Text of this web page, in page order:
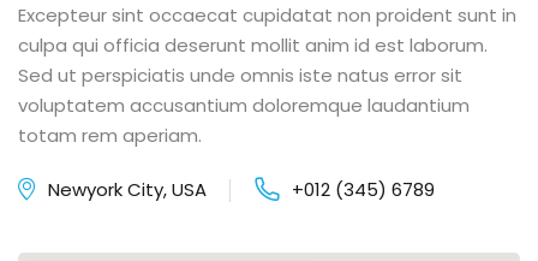
Excepteur sint occaecat cupidatat non proident sunt in
culpa qui officia deserunt mollit anim id est laborum.
Sed ut perspiciatis unde omnis iste natus error sit
voluptatem accusantium doloremque laudantium
totam rem aperiam.
Newyork City, USA +012 (345) 6789